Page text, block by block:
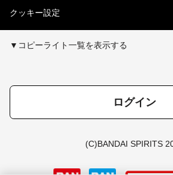
クッキー設定
▼コピーライト一覧を表示する
ログイン
(C)BANDAI SPIRITS